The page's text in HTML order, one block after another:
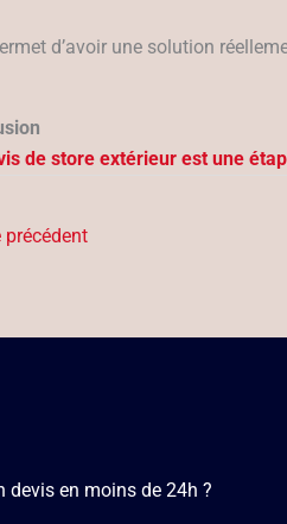
d’avoir une solution
de store extérieur est une
précédent
devis en moins de 24h ?